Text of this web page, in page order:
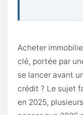
Acheter
clé, portée par
se lancer avant
crédit ? Le sujet
en 2025,